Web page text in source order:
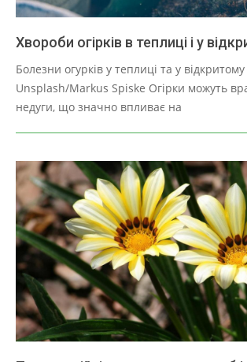
Хвороби огірків в теплиці і у
Болезни огурків у теплиці та у відкритому
Unsplash/Markus Spiske Огірки можуть
недуги, що значно впливає на